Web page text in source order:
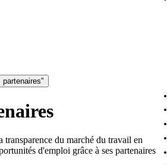
partenaires"
transparence du marché du travail en
d'emploi grâce à ses partenaires